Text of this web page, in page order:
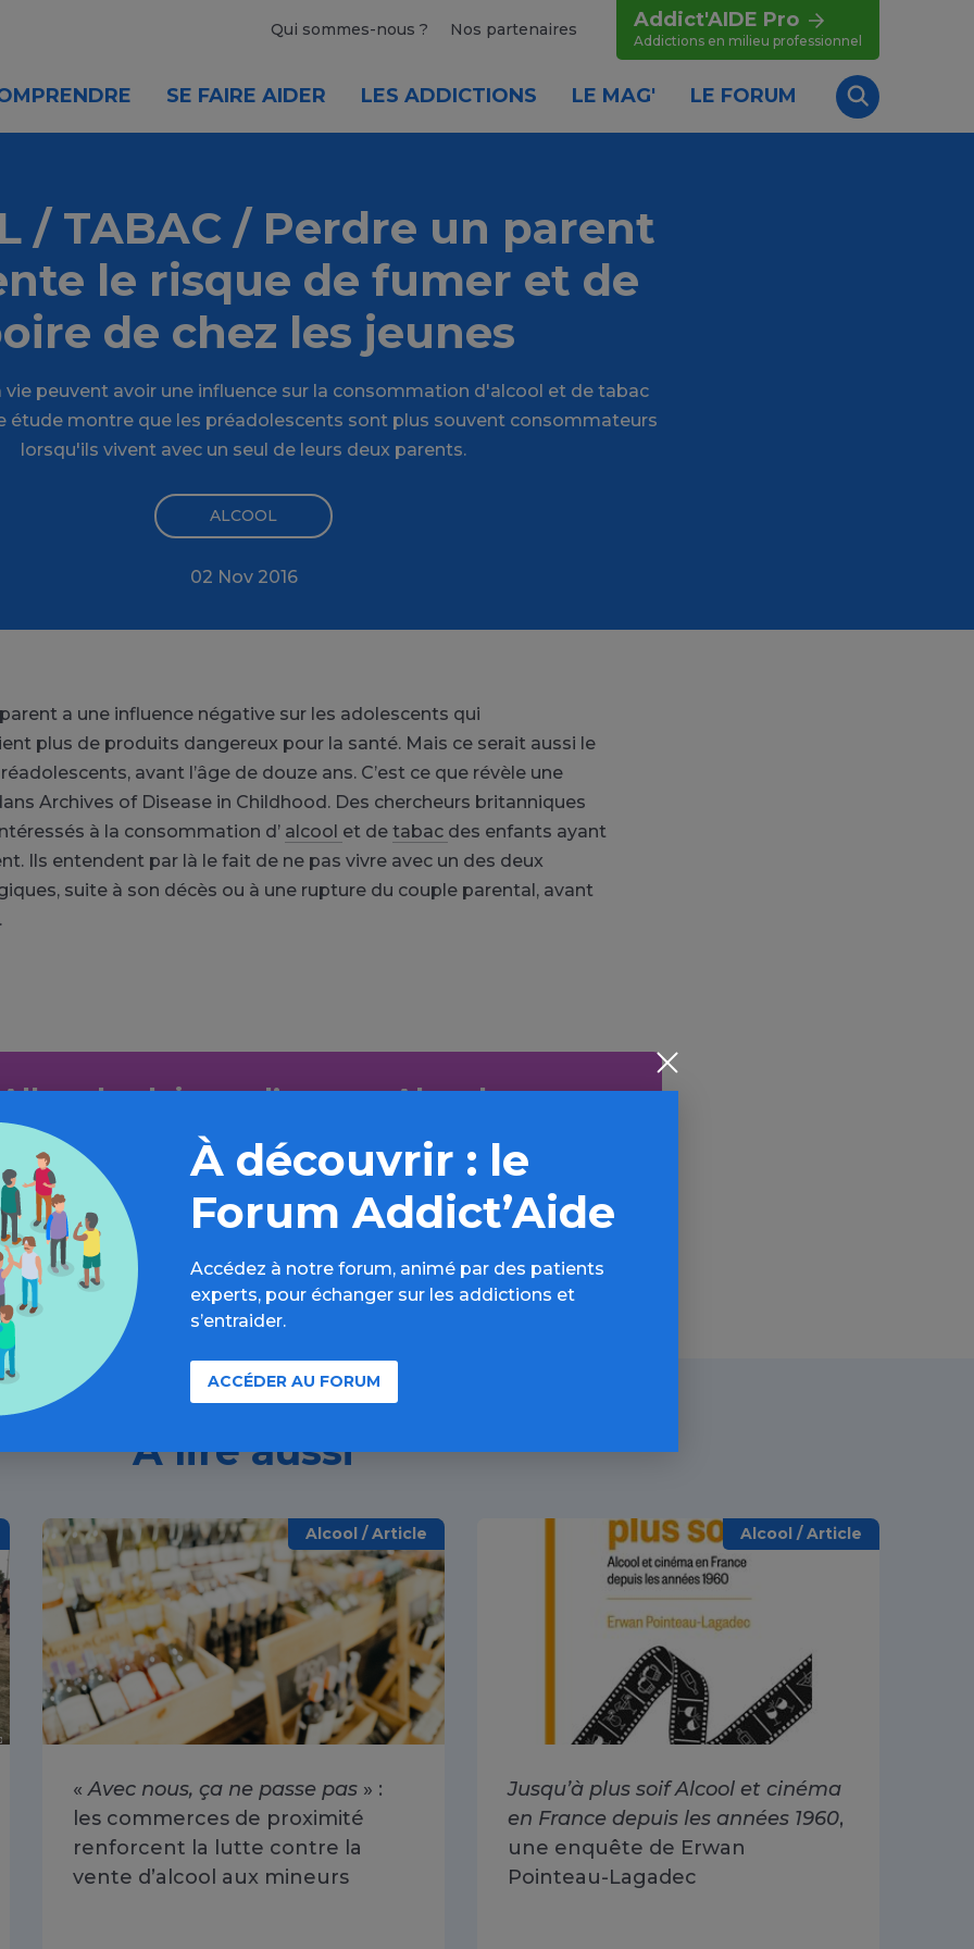
Qui sommes-nous ? Nos partenaires Addict'AIDE Pro
Addictions en milieu professionnel
SE FAIRE AIDER LES ADDICTIONS LE MAG' LE FORUM
Recherche
/ TABAC / Perdre un parent
le risque de fumer et de
de chez les jeunes
vie peuvent avoir une influence sur la consommation d'alcool et de tabac
étude montre que les préadolescents sont plus souvent consommateurs
lorsqu'ils vivent avec un seul de leurs deux parents.
ALCOOL
02 Nov 2016
a une influence négative sur les adolescents qui
plus de produits dangereux pour la santé. Mais ce serait aussi le
avant l’âge de douze ans. C’est ce que révèle une
Archives of Disease in Childhood. Des chercheurs britanniques
à la consommation d’ alcool et de tabac des enfants ayant
Ils entendent par là le fait de ne pas vivre avec un des deux
suite à son décès ou à une rupture du couple parental, avant
Aller plus loin sur l’espace Alcool
parcours d’évaluations, bonnes pratiques, FAQ,
annuaires, ressources, actualités...
Découvrir
À lire aussi
Alcool / Article
«Avec nous, ça ne passe pas » :
les commerces de proximité
renforcent la lutte contre la
vente d’alcool aux mineurs
Alcool / Article
Jusqu’à plus soif Alcool et cinéma
en France depuis les années 1960,
une enquête de Erwan
Pointeau-Lagadec
À découvrir : le
Forum Addict’Aide
Accédez à notre forum, animé par des patients
experts, pour échanger sur les addictions et
s’entraider.
ACCÉDER AU FORUM